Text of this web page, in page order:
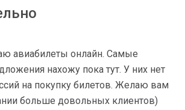
авиабилеты онлайн. Самые
нахожу пока тут. У них нет
на покупку билетов. Желаю вам
больше довольных клиентов)